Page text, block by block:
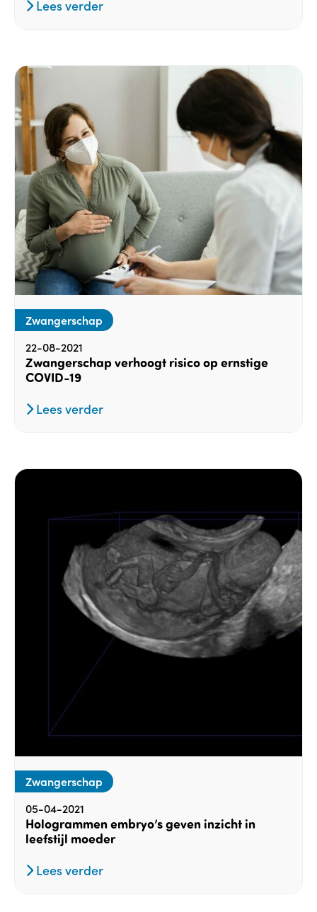
Lees verder
Zwangerschap
22-08-2021
Zwangerschap verhoogt risico op ernstige
COVID-19
Lees verder
Zwangerschap
05-04-2021
Hologrammen embryo’s geven inzicht in
leefstijl moeder
Lees verder